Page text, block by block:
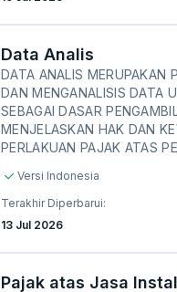
Data Analis
DATA ANALIS MERUPAKAN
DAN MENGANALISIS DATA
SEBAGAI DASAR
MENJELASKAN HAK DAN
PERLAKUAN PAJAK ATAS
Versi Indonesia
Terakhir Diperbarui:
13 Jul 2026
Pajak atas Jasa